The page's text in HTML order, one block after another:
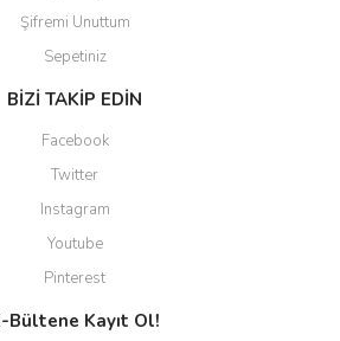
Şifremi Unuttum
Sepetiniz
BİZİ TAKİP EDİN
Facebook
Twitter
Instagram
Youtube
Pinterest
Bültene Kayıt Ol!